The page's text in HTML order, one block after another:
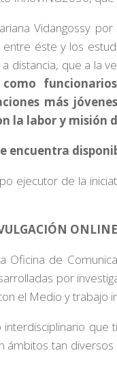
Vidangossy
éste y los
distancia, que a la
más
la labor y misión
encuentra
ejecutor de la
ONLINE
Oficina de
por
el Medio y trabajo
tan